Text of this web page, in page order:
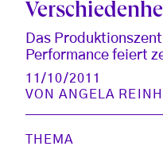
Das
Performance feiert
11/10/2011
VONANGELA
THEMA